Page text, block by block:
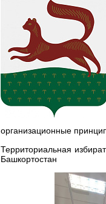
организационные
Территориальная
Башкортостан